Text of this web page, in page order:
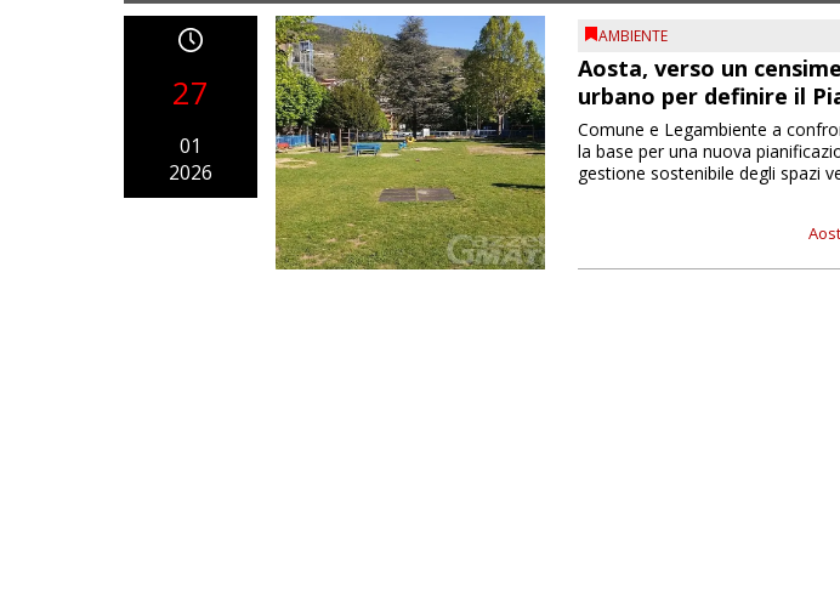
27
01
2026
AMBIENTE
Aosta, verso un
urbano per definire il
Comune e Legambiente a
la base per una nuova
gestione sostenibile degli spazi